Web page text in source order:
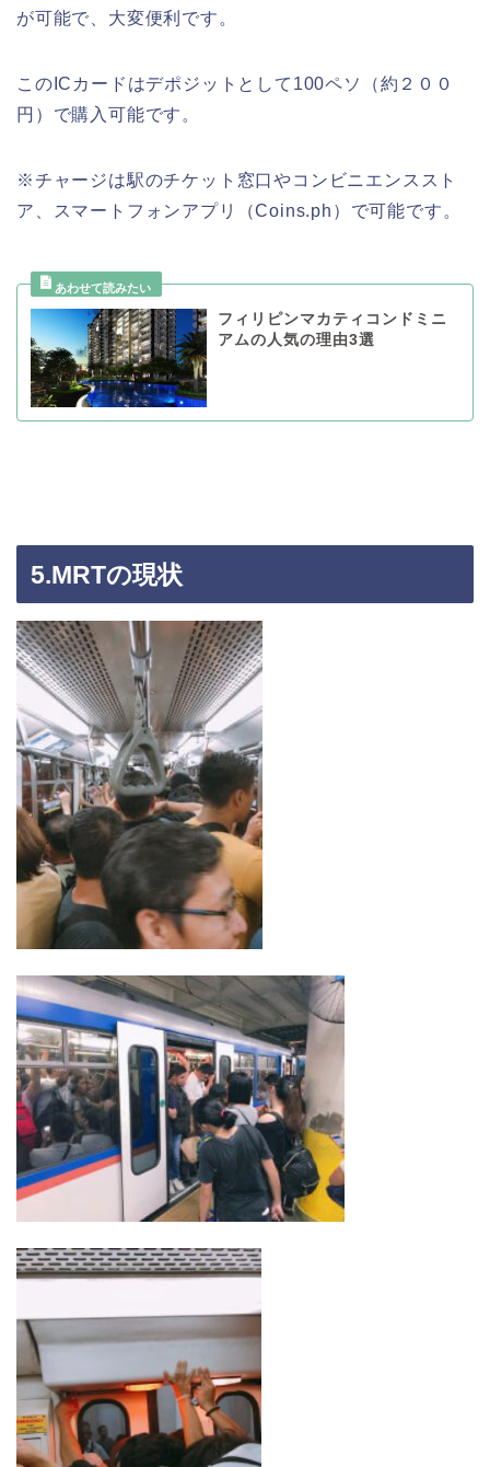
が可能で、大変便利です。
この IC カードはデポジットとして 100ペソ（約２００
円）で購入可能です。
※チャージは駅のチケット窓口やコンビニエンススト
ア、スマートフォンアプリ（Coins.ph ）で可能です。
フィリピンマカティコンドミニ
アムの人気の理由3選
5.MRTの現状